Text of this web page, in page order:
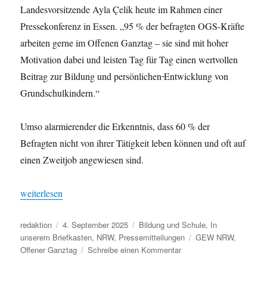
Landesvorsitzende Ayla Çelik heute im Rahmen einer
Pressekonferenz in Essen. „95 % der befragten OGS-Kräfte
arbeiten gerne im Offenen Ganztag – sie sind mit hoher
Motivation dabei und leisten Tag für Tag einen wertvollen
Beitrag zur Bildung und persönlichenEntwicklung von
Grundschulkindern.“
Umso alarmierender die Erkenntnis, dass 60 % der
Befragten nicht von ihrer Tätigkeit leben können und oft auf
einen Zweitjob angewiesen sind.
„„GEHT GANZ SO?“ – GEW-Umfrage zum Offenen Ganztag“
weiterlesen
Autor
redaktion
Veröffentlicht
am
4. September 2025 Kategorien
Bildung und Schule, In
unserem Briefkasten, NRW, Pressemitteilungen Schlagwörter
GEW NRW,
Offener Ganztag
Schreibe einen Kommentarzu